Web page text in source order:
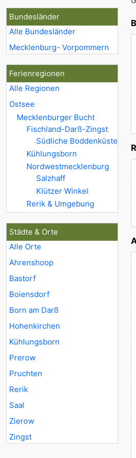
Bundesländer
Alle Bundesländer
Mecklenburg- Vorpommern
Ferienregionen
Alle Regionen
Ostsee
Mecklenburger Bucht
Fischland-Darß-Zingst
Südliche Boddenküste
Kühlungsborn
Nordwestmecklenburg
Salzhaff
Klützer Winkel
Rerik & Umgebung
Städte & Orte
Alle Orte
Ahrenshoop
Bastorf
Boiensdorf
Born am Darß
Hohenkirchen
Kühlungsborn
Prerow
Pruchten
Rerik
Saal
Zierow
Zingst